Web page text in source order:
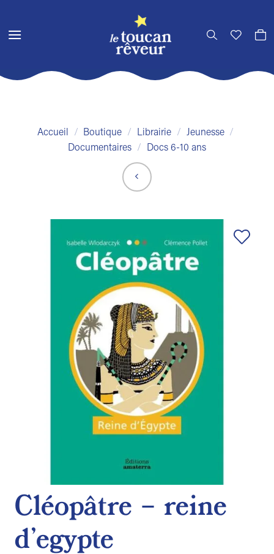
contenu
Accueil / Boutique / Librairie / Jeunesse /
Documentaires
/ Docs 6-10 ans
Cléopâtre – reine
d’egypte